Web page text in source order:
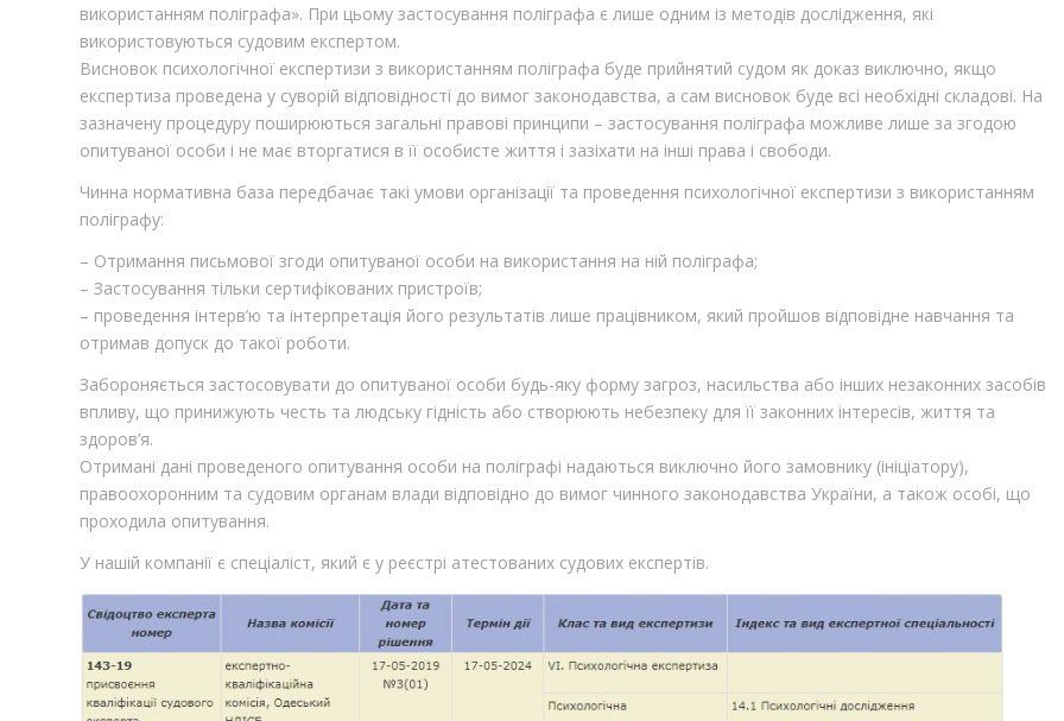
використанням поліграфа». При цьому застосування поліграфа є лише одним із методів дослідження, які
використовуються судовим експертом.
Висновок психологічної експертизи з використанням поліграфа буде прийнятий судом як доказ виключно, якщо
експертиза проведена у суворій відповідності до вимог законодавства, а сам висновок буде всі необхідні складові. На
зазначену процедуру поширюються загальні правові принципи – застосування поліграфа можливе лише за згодою
опитуваної особи і не має вторгатися в її особисте життя і зазіхати на інші права і свободи.
Чинна нормативна база передбачає такі умови організації та проведення психологічної експертизи з використанням
поліграфу:
– Отримання письмової згоди опитуваної особи на використання на ній поліграфа;
– Застосування тільки сертифікованих пристроїв;
– проведення інтерв’ю та інтерпретація його результатів лише працівником, який пройшов відповідне навчання та
отримав допуск до такої роботи.
Забороняється застосовувати до опитуваної особи будь-яку форму загроз, насильства або інших незаконних засобів
впливу, що принижують честь та людську гідність або створюють небезпеку для її законних інтересів, життя та
здоров’я.
Отримані дані проведеного опитування особи на поліграфі надаються виключно його замовнику (ініціатору),
правоохоронним та судовим органам влади відповідно до вимог чинного законодавства України, а також особі, що
проходила опитування.
У нашій компанії є спеціаліст, який є у реєстрі атестованих судових експертів.